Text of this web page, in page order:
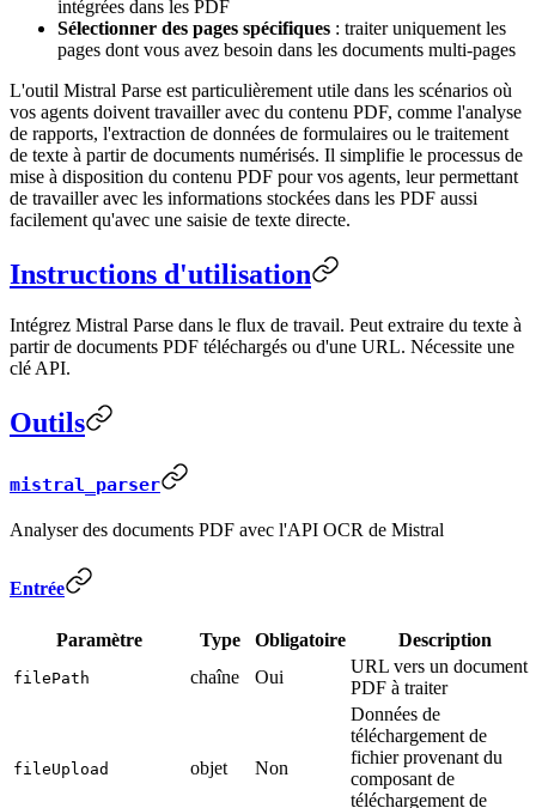
intégrées dans les PDF
Sélectionner des pages spécifiques : traiter uniquement les
pages dont vous avez besoin dans les documents multi-pages
L'outil Mistral Parse est particulièrement utile dans les scénarios où
vos agents doivent travailler avec du contenu PDF, comme l'analyse
de rapports, l'extraction de données de formulaires ou le traitement
de texte à partir de documents numérisés. Il simplifie le processus de
mise à disposition du contenu PDF pour vos agents, leur permettant
de travailler avec les informations stockées dans les PDF aussi
facilement qu'avec une saisie de texte directe.
Instructions d'utilisation
Intégrez Mistral Parse dans le flux de travail. Peut extraire du texte à
partir de documents PDF téléchargés ou d'une URL. Nécessite une
clé API.
Outils
mistral_parser
Analyser des documents PDF avec l'API OCR de Mistral
Entrée
Paramètre Type Obligatoire Description
filePath chaîne Oui
URL vers un document
PDF à traiter
fileUpload objet Non
Données de
téléchargement de
fichier provenant du
composant de
téléchargement de